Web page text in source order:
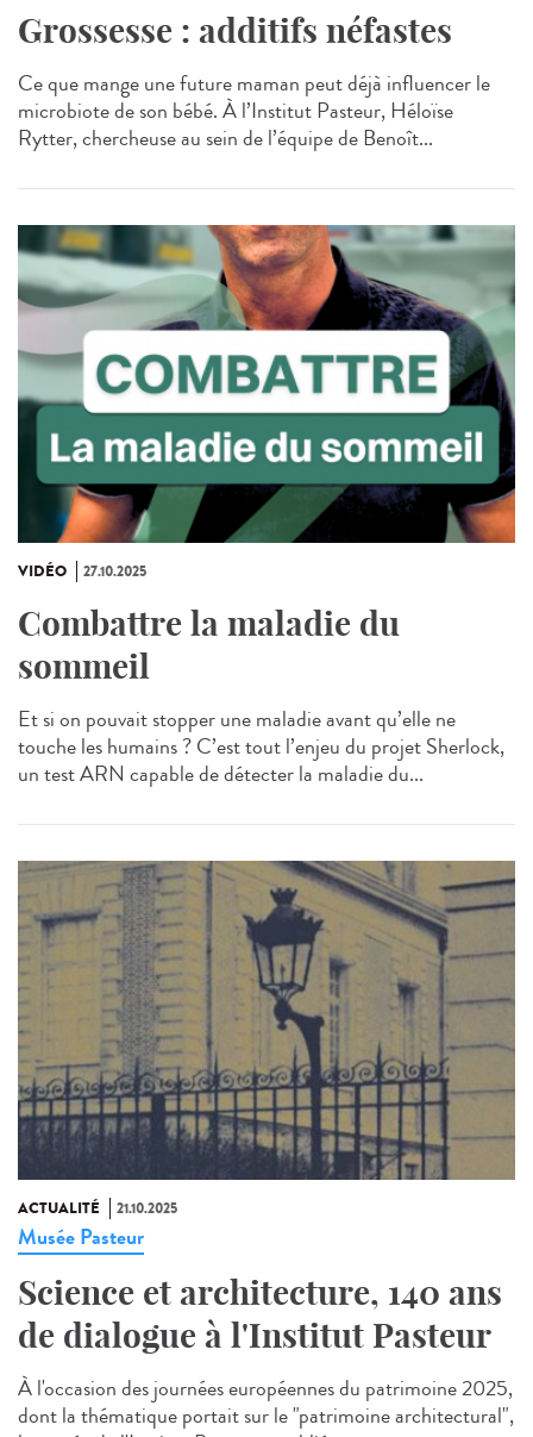
Grossesse : additifs néfastes
Ce que mange une future maman peut déjà influencer le
microbiote de son bébé. À l’Institut Pasteur, Héloïse
Rytter, chercheuse au sein de l’équipe de Benoît...
VIDÉO 27.10.2025
Combattre la maladie du
sommeil
Et si on pouvait stopper une maladie avant qu’elle ne
touche les humains ? C’est tout l’enjeu du projet Sherlock,
un test ARN capable de détecter la maladie du...
ACTUALITÉ 21.10.2025
Musée Pasteur
Science et architecture, 140 ans
de dialogue à l'Institut Pasteur
À l'occasion des journées européennes du patrimoine 2025,
dont la thématique portait sur le "patrimoine architectural",